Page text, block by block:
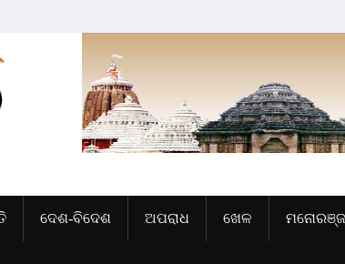
ଦେଶ-ବିଦେଶ ଅପରାଧ ଖେଳ